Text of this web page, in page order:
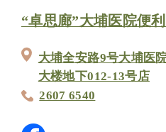
“卓思廊”大埔医院便
大埔全安路9号大埔医
大楼地下012-13号店
2607 6540